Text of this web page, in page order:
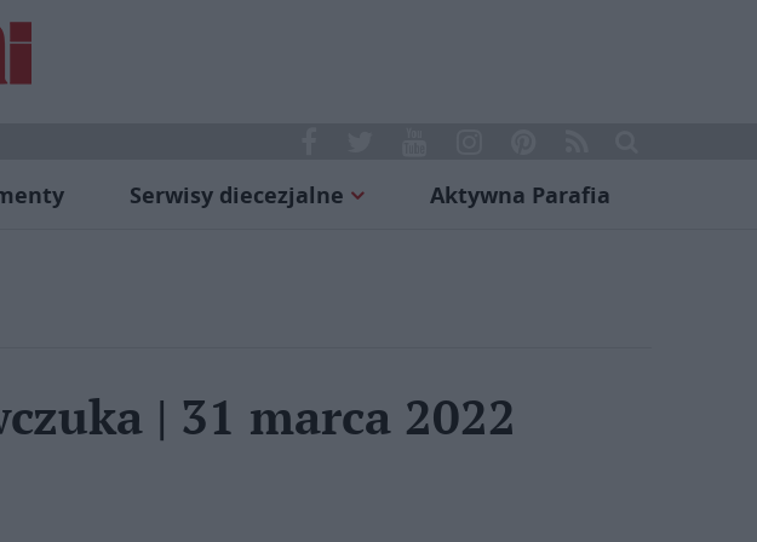
Serwisy diecezjalne Aktywna Parafia
| 31 marca 2022